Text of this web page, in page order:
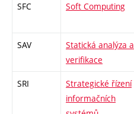
SFC Soft Computing
SAV
Statická analýza a
verifikace
SRI
Strategické řízení
informačních